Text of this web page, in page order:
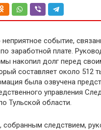
событие,
заработной плате.
накопил долг перед
составляет около 512
была озвучена
управления
Тульской области.
следствием,